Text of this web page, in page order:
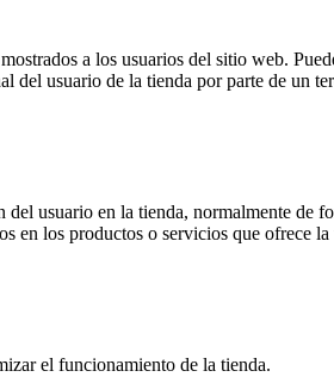
a los usuarios del sitio web.
del usuario de la tienda por parte de un
usuario en la tienda, normalmente de
en los productos o servicios que ofrece la
el funcionamiento de la tienda.